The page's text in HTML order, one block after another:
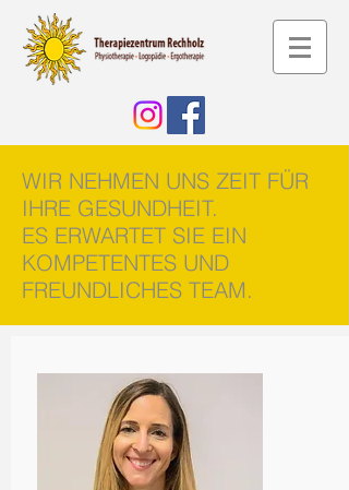
WIR NEHMEN UNS ZEIT FÜR
IHRE GESUNDHEIT.
ES ERWARTET SIE EIN
KOMPETENTES UND
FREUNDLICHES TEAM.